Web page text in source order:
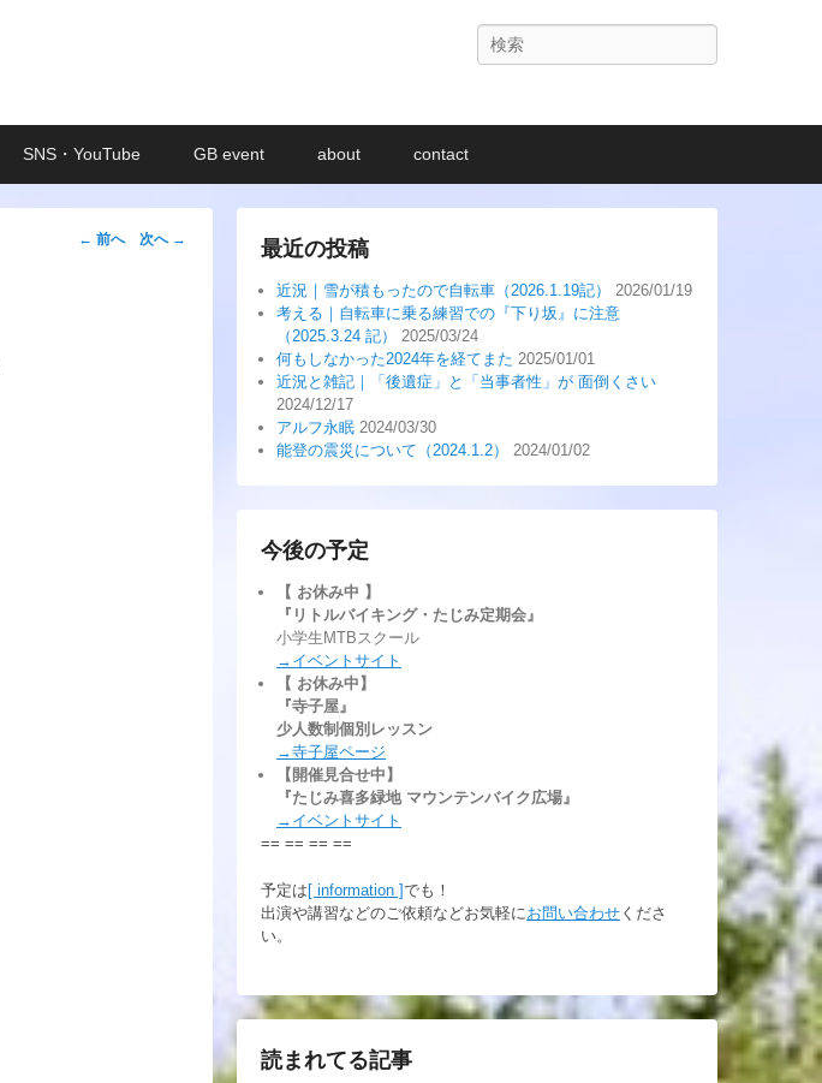
索
SNS・YouTube GB event about contact
投
← 前へ 次へ → 最近の投稿
近況｜雪が積もったので自転車（2026.1.19記）
2026/01/19
考える｜自転車に乗る練習での『下り坂』に注意
（2025.3.24 記）
2025/03/24
何もしなかった2024年を経てまた 2025/01/01
近況と雑記｜「後遺症」と「当事者性」が 面倒くさい
2024/12/17
アルフ永眠 2024/03/30
能登の震災について（2024.1.2）
2024/01/02
今後の予定
【 お休み中 】
『リトルバイキング・たじみ定期会』
小学生MTBスクール
→イベントサイト
【 お休み中】
『寺子屋』
少人数制個別レッスン
→寺子屋ページ
【開催見合せ中】
『たじみ喜多緑地 マウンテンバイク広場』
→イベントサイト
== == == ==
予定は [ information ]でも！
出演や講習などのご依頼などお気軽にお問い合わせ くださ
い。
読まれてる記事